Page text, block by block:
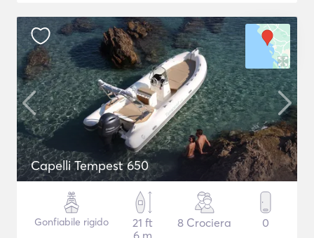
Capelli Tempest 650
Gonfiabile rigido
21 ft
6 m
8 Crociera 0